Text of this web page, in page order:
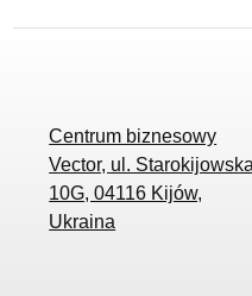
Centrum biznesowy
Vector, ul.
10G, 04116 Kijów,
Ukraina